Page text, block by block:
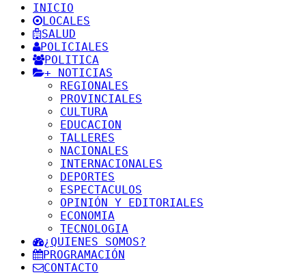
INICIO
LOCALES
SALUD
POLICIALES
POLITICA
+ NOTICIAS
REGIONALES
PROVINCIALES
CULTURA
EDUCACION
TALLERES
NACIONALES
INTERNACIONALES
DEPORTES
ESPECTACULOS
OPINIÓN Y EDITORIALES
ECONOMIA
TECNOLOGIA
¿QUIENES SOMOS?
PROGRAMACIÓN
CONTACTO